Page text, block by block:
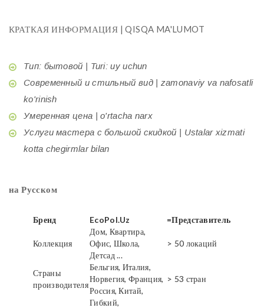
КРАТКАЯ ИНФОРМАЦИЯ | QISQA MA'LUMOT
Тип: бытовой | Turi: uy uchun
Современный и стильный вид | zamonaviy va nafosatli
ko'rinish
Умеренная цена | o'rtacha narx
Услуги мастера с большой скидкой | Ustalar xizmati
kotta chegirmlar bilan
на Русском
Бренд EcoPol.Uz =Представитель
Коллекция
Дом, Квартира,
Офис, Школа,
Детсад ...
> 50 локаций
Страны
производителя
Бельгия, Италия,
Норвегия, Франция,
Россия, Китай,
> 53 стран
Гибкий,